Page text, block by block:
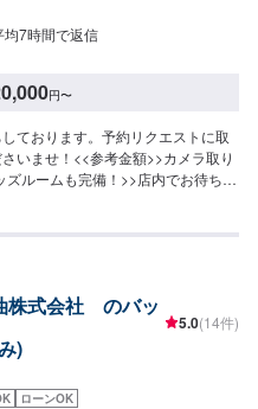
均7時間で返信
円〜
ております。予約リクエストに取
いませ！<<参考金額>>カメラ取り
ルームも完備！>>店内でお待ち頂
しております。車検だけでなく、整
株式会社 のバッ
)
5.0(14件)
ローンOK